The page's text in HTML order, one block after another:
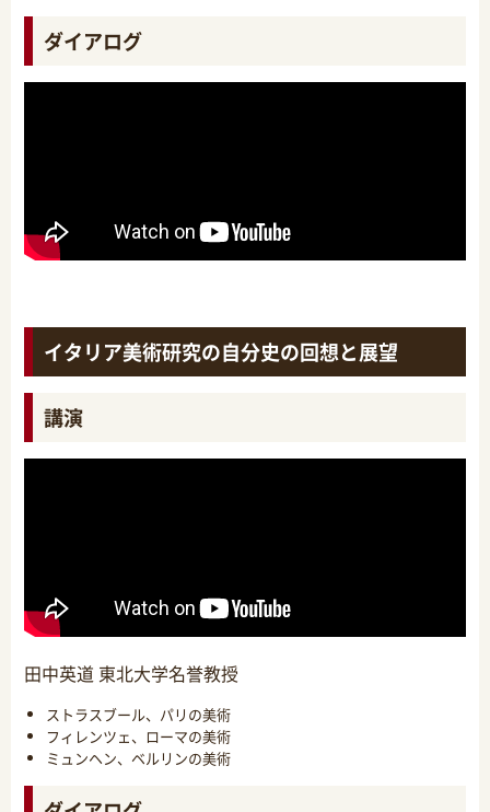
ダイアログ
イタリア美術研究の自分史の回想と展望
講演
田中英道 東北大学名誉教授
ストラスブール、パリの美術
フィレンツェ、ローマの美術
ミュンヘン、ベルリンの美術